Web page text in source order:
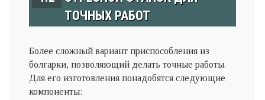
ТОЧНЫХ РАБОТ
Более сложный вариант приспособления из
болгарки, позволяющий делать точные работы.
Для его изготовления понадобятся следующие
компоненты: